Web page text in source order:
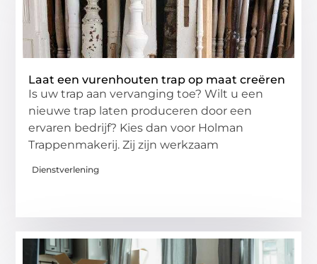
Laat een vurenhouten trap op maat creëren
Is uw trap aan vervanging toe? Wilt u een
nieuwe trap laten produceren door een
ervaren bedrijf? Kies dan voor Holman
Trappenmakerij. Zij zijn werkzaam
Dienstverlening